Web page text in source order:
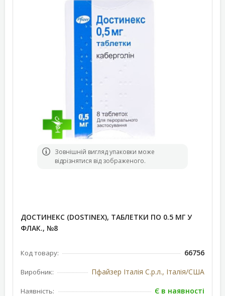
Зовнішній вигляд упаковки може
відрізнятися від зображеного.
ДОСТИНЕКС (DOSTINEX), ТАБЛЕТКИ ПО 0.5 МГ У
ФЛАК., №8
Код товару: 66756
Виробник: Пфайзер Італія С.р.л., Італія/США
Наявність:
Є в наявності